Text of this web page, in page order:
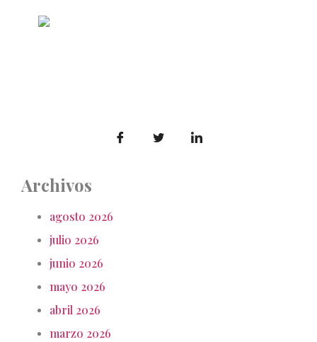
Archivos
agosto 2026
julio 2026
junio 2026
mayo 2026
abril 2026
marzo 2026